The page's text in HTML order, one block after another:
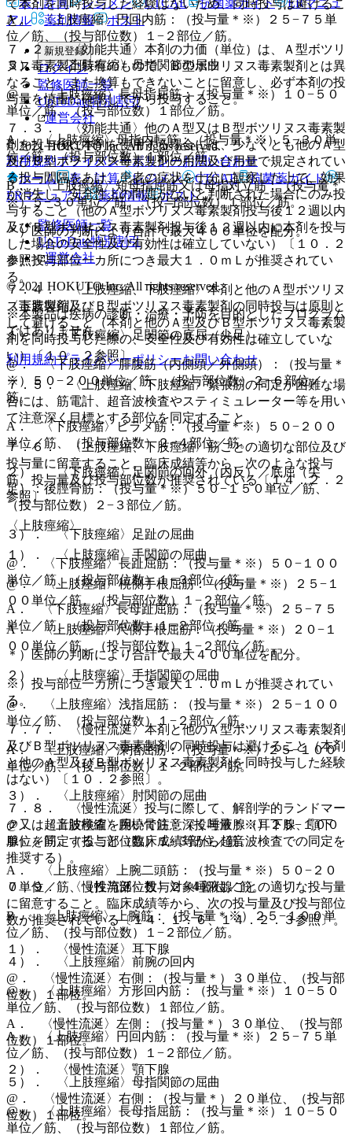
A． 〈上肢痙縮〉円回内筋：（投与量＊※）２５−７５単
位／筋、（投与部位数）１−２部位／筋。
５）． 〈上肢痙縮〉母指関節の屈曲
@． 〈上肢痙縮〉長母指屈筋：（投与量＊※）１０−５０
単位／筋、（投与部位数）１部位／筋。
A． 〈上肢痙縮〉母指内転筋：（投与量＊※）５−３０単
位／筋、（投与部位数）１部位／筋。
B． 〈上肢痙縮〉短母指屈筋又は母指対立筋：（投与量＊
※）５−３０単位／筋、（投与部位数）１部位／筋。
＊）医師の判断により合計で最大４００単位を配分。
※）投与部位一カ所につき最大１．０ｍＬが推奨されてい
る。
〈下肢痙縮〉
１）． 〈下肢痙縮〉足関節の底屈（尖足）
@． 〈下肢痙縮〉腓腹筋（内側頭／外側頭）：（投与量＊
※）５０−２００単位／筋、（投与部位数）２−６部位／
筋。
A． 〈下肢痙縮〉ヒラメ筋：（投与量＊※）５０−２００
単位／筋、（投与部位数）２−４部位／筋。
２）． 〈下肢痙縮〉足関節の回外（内反）／底屈（尖
足）：後脛骨筋：（投与量＊※）５０−１５０単位／筋、
（投与部位数）２−３部位／筋。
３）． 〈下肢痙縮〉足趾の屈曲
@． 〈下肢痙縮〉長趾屈筋：（投与量＊※）５０−１００
単位／筋、（投与部位数）１−３部位／筋。
A． 〈下肢痙縮〉長母趾屈筋：（投与量＊※）２５−７５
単位／筋、（投与部位数）１−２部位／筋。
＊）医師の判断により合計で最大４００単位を配分。
※）投与部位一カ所につき最大１．０ｍＬが推奨されてい
る。
７．７． 〈慢性流涎〉本剤と他のＡ型ボツリヌス毒素製剤
及びＢ型ボツリヌス毒素製剤の同時投与は避けること（本剤
と他のＡ型及びＢ型ボツリヌス毒素製剤を同時投与した経験
はない）〔１０．２参照〕。
７．８． 〈慢性流涎〉投与に際して、解剖学的ランドマー
ク又は超音波検査を用いて注意深く唾液腺（耳下腺、顎下
腺）を同定すること（臨床成績等から超音波検査での同定を
推奨する）。
７．９． 〈慢性流涎〉投与対象唾液腺ごとの適切な投与量
に留意すること。臨床成績等から、次の投与量及び投与部位
数が推奨されている〔１４．１．６、１４．２．３参照〕。
１）． 〈慢性流涎〉耳下腺
@． 〈慢性流涎〉右側：（投与量＊）３０単位、（投与部
位数）１部位。
A． 〈慢性流涎〉左側：（投与量＊）３０単位、（投与部
位数）１部位。
２）． 〈慢性流涎〉顎下腺
@． 〈慢性流涎〉右側：（投与量＊）２０単位、（投与部
位数）１部位。
て本剤を同時投与した経験はないため、同時投与は避けるこ
と。
７．２． 〈効能共通〉本剤の力価（単位）は、Ａ型ボツリ
ヌス毒素製剤特有のもので、Ｂ型ボツリヌス毒素製剤とは異
なること、また換算もできないことに留意し、必ず本剤の投
与量を慎重に確認してから投与すること。
７．３． 〈効能共通〉他のＡ型又はＢ型ボツリヌス毒素製
剤を投与後に本剤を使用する場合には、少なくとも他のＡ型
及びＢ型ボツリヌス毒素製剤の用法及び用量で規定されてい
る投与間隔をあけ、患者の症状を十分に観察した上で、効果
が消失し、安全性上の問題がないと判断された場合にのみ投
与すること（他のＡ型ボツリヌス毒素製剤投与後１２週以内
及びＢ型ボツリヌス毒素製剤投与後１２週以内に本剤を投与
した場合の安全性及び有効性は確立していない）〔１０．２
参照〕。
７．４． 〈上肢痙縮、下肢痙縮〉本剤と他のＡ型ボツリヌ
ス毒素製剤及びＢ型ボツリヌス毒素製剤の同時投与は原則と
して避けること（本剤と他のＡ型及びＢ型ボツリヌス毒素製
剤を同時投与した際の、安全性及び有効性は確立していな
い）〔１０．２参照〕。
７．５． 〈上肢痙縮、下肢痙縮〉緊張筋の同定が困難な場
合には、筋電計、超音波検査やスティミュレーター等を用い
て注意深く目標とする部位を同定すること。
７．６． 〈上肢痙縮、下肢痙縮〉筋ごとの適切な部位及び
投与量に留意すること。臨床成績等から、次のような投与
筋、投与量及び投与部位数が推奨されている〔１４．２．２
参照〕。
〈上肢痙縮〉
１）． 〈上肢痙縮〉手関節の屈曲
@． 〈上肢痙縮〉橈側手根屈筋：（投与量＊※）２５−１
００単位／筋、（投与部位数）１−２部位／筋。
A． 〈上肢痙縮〉尺側手根屈筋：（投与量＊※）２０−１
００単位／筋、（投与部位数）１−２部位／筋。
２）． 〈上肢痙縮〉手指関節の屈曲
@． 〈上肢痙縮〉浅指屈筋：（投与量＊※）２５−１００
単位／筋、（投与部位数）１−２部位／筋。
A． 〈上肢痙縮〉深指屈筋：（投与量＊※）２５−１００
単位／筋、（投与部位数）１−２部位／筋。
３）． 〈上肢痙縮〉肘関節の屈曲
@． 〈上肢痙縮〉腕橈骨筋：（投与量＊※）２５−１００
単位／筋、（投与部位数）１−３部位／筋。
A． 〈上肢痙縮〉上腕二頭筋：（投与量＊※）５０−２０
０単位／筋、（投与部位数）２−４部位／筋。
B． 〈上肢痙縮〉上腕筋：（投与量＊※）２５−１００単
位／筋、（投与部位数）１−２部位／筋。
４）． 〈上肢痙縮〉前腕の回内
@． 〈上肢痙縮〉方形回内筋：（投与量＊※）１０−５０
単位／筋、（投与部位数）１部位／筋。
A． 〈上肢痙縮〉円回内筋：（投与量＊※）２５−７５単
位／筋、（投与部位数）１−２部位／筋。
５）． 〈上肢痙縮〉母指関節の屈曲
@． 〈上肢痙縮〉長母指屈筋：（投与量＊※）１０−５０
単位／筋、（投与部位数）１部位／筋。
アル
薬剤情報 ポスト
新規登録
ログイン
監修医師一覧
UpToDate特別割引
運営会社
© 2021 HOKUTO Inc. All rights reserved.
利用規約プライバシーポリシーお問い合わせ
ホーム
表・計算 レジメン CTCAE
抗菌薬ガイド
ERマニュアル
薬剤情報 ポスト
監修医師一覧
UpToDate特別割引
運営会社
© 2021 HOKUTO Inc. All rights reserved.
※本製品は疾病の診断・治療・予防を目的としたプログラム
ではありません。
利用規約プライバシーポリシーお問い合わせ